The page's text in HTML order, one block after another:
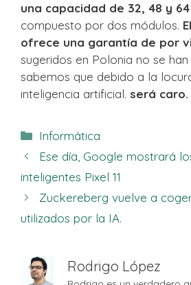
una capacidad de 32, 48 y 64
compuesto por dos módulos.
ofrece una garantía de por
sugeridos en Polonia no se
sabemos que debido a la
inteligencia artificial. será caro.
Categorías
Informática
Ese día, Google mostrará
inteligentes Pixel 11
Zuckereberg vuelve a
utilizados por la IA.
Rodrigo López